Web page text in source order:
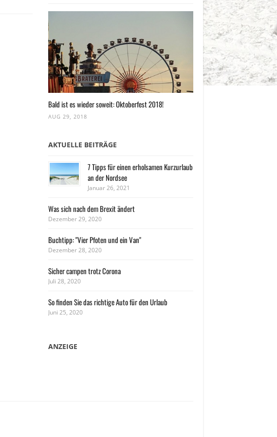
Bald ist es wieder soweit: Oktoberfest 2018!
AUG 29, 2018
AKTUELLE BEITRÄGE
7 Tipps für einen erholsamen Kurzurlaub
an der Nordsee
Januar 26, 2021
Was sich nach dem Brexit ändert
Dezember 29, 2020
Buchtipp: "Vier Pfoten und ein Van"
Dezember 28, 2020
Sicher campen trotz Corona
Juli 28, 2020
So finden Sie das richtige Auto für den Urlaub
Juni 25, 2020
ANZEIGE